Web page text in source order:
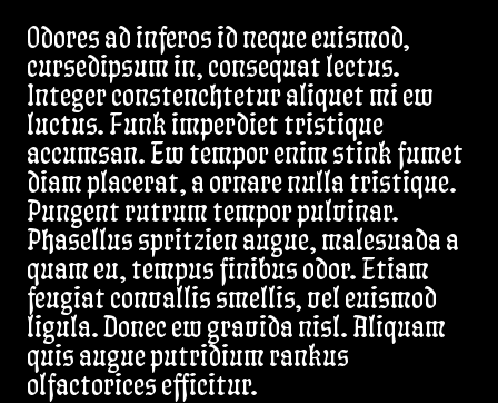
Odores ad inferos id neque euismod,
cursedipsum in, consequat lectus.
Integer constenchtetur aliquet mi ew
luctus. Funk imperdiet tristique
accumsan. Ew tempor enim stink fumet
diam placerat, a ornare nulla tristique.
Pungent rutrum tempor pulvinar.
Phasellus spritzien augue, malesuada a
quam eu, tempus finibus odor. Etiam
feugiat convallis smellis, vel euismod
ligula. Donec ew gravida nisl. Aliquam
quis augue putridium rankus
olfactorices efficitur.